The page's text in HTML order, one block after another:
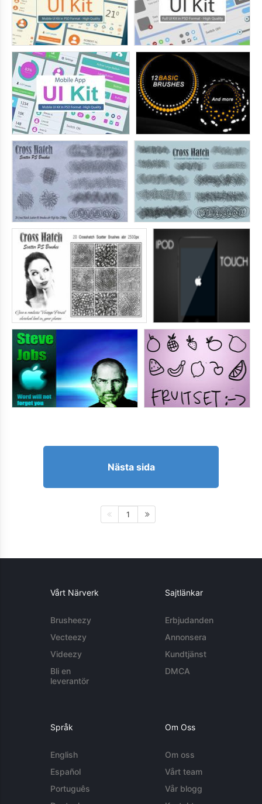
Nästa sida
1
Vårt Närverk
Brusheezy
Vecteezy
Videezy
Bli en
leverantör
Sajtlänkar
Erbjudanden
Annonsera
Kundtjänst
DMCA
Språk
English
Español
Português
Om Oss
Om oss
Vårt team
Vår blogg